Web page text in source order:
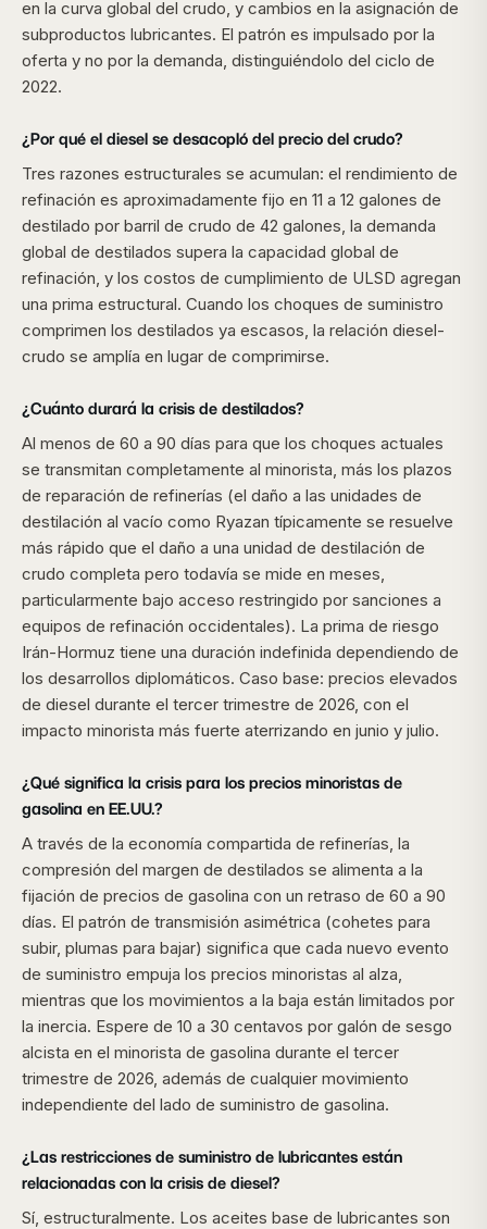
en la curva global del crudo, y cambios en la asignación de
subproductos lubricantes. El patrón es impulsado por la
oferta y no por la demanda, distinguiéndolo del ciclo de
2022.
¿Por qué el diesel se desacopló del precio del crudo?
Tres razones estructurales se acumulan: el rendimiento de
refinación es aproximadamente fijo en 11 a 12 galones de
destilado por barril de crudo de 42 galones, la demanda
global de destilados supera la capacidad global de
refinación, y los costos de cumplimiento de ULSD agregan
una prima estructural. Cuando los choques de suministro
comprimen los destilados ya escasos, la relación diesel-
crudo se amplía en lugar de comprimirse.
¿Cuánto durará la crisis de destilados?
Al menos de 60 a 90 días para que los choques actuales
se transmitan completamente al minorista, más los plazos
de reparación de refinerías (el daño a las unidades de
destilación al vacío como Ryazan típicamente se resuelve
más rápido que el daño a una unidad de destilación de
crudo completa pero todavía se mide en meses,
particularmente bajo acceso restringido por sanciones a
equipos de refinación occidentales). La prima de riesgo
Irán-Hormuz tiene una duración indefinida dependiendo de
los desarrollos diplomáticos. Caso base: precios elevados
de diesel durante el tercer trimestre de 2026, con el
impacto minorista más fuerte aterrizando en junio y julio.
¿Qué significa la crisis para los precios minoristas de
gasolina en EE.UU.?
A través de la economía compartida de refinerías, la
compresión del margen de destilados se alimenta a la
fijación de precios de gasolina con un retraso de 60 a 90
días. El patrón de transmisión asimétrica (cohetes para
subir, plumas para bajar) significa que cada nuevo evento
de suministro empuja los precios minoristas al alza,
mientras que los movimientos a la baja están limitados por
la inercia. Espere de 10 a 30 centavos por galón de sesgo
alcista en el minorista de gasolina durante el tercer
trimestre de 2026, además de cualquier movimiento
independiente del lado de suministro de gasolina.
¿Las restricciones de suministro de lubricantes están
relacionadas con la crisis de diesel?
Sí, estructuralmente. Los aceites base de lubricantes son